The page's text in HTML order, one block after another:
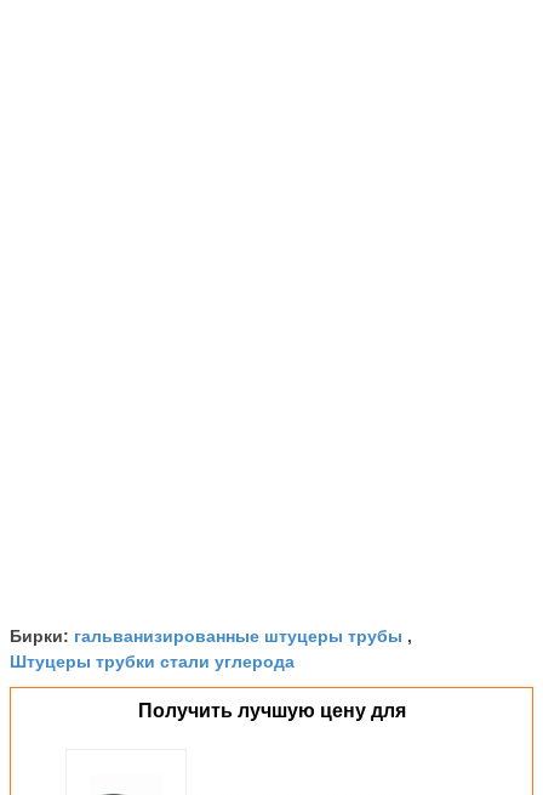
Бирки: гальванизированные штуцеры трубы ,
Штуцеры трубки стали углерода
Получить лучшую цену для